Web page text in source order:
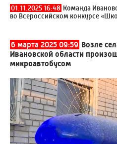
01.11.2025 16:48 Команда
во Всероссийском конкурсе
6 марта 2025 09:59 Возле
Ивановской области
микроавтобусом